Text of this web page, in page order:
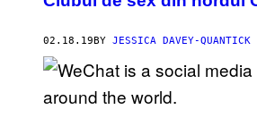
02.18.19BY JESSICA DAVEY-QUANTICK